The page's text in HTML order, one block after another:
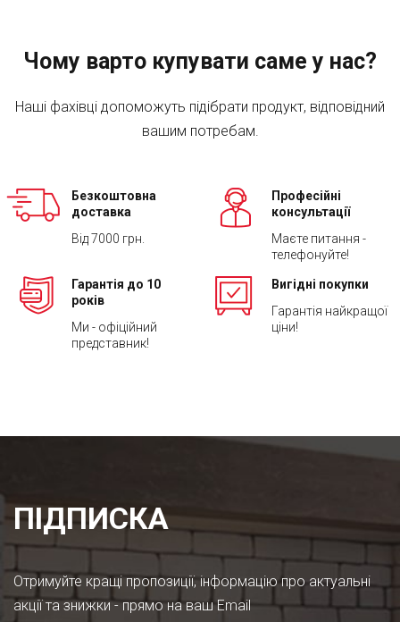
Чому варто купувати саме у нас?
Наші фахівці допоможуть підібрати продукт, відповідний
вашим потребам.
Безкоштовна
доставка
Від 7000 грн.
Професійні
консультації
Маєте питання -
телефонуйте!
Гарантія до 10
років
Ми - офіційний
представник!
Вигідні покупки
Гарантія найкращої
ціни!
ПІДПИСКА
Отримуйте кращі пропозиції, інформацію про актуальні
акції та знижки - прямо на ваш Email